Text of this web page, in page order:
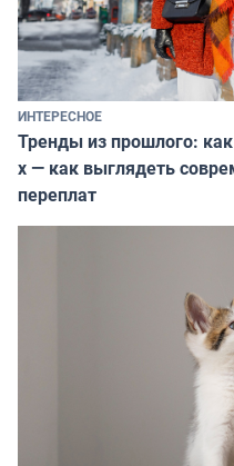
ИНТЕРЕСНОЕ
Тренды из прошлого:
х — как выглядеть
переплат